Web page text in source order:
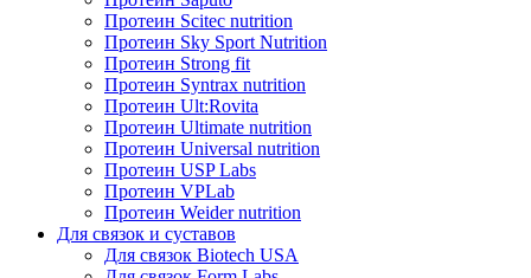
Протеин Scitec nutrition
Протеин Sky Sport Nutrition
Протеин Strong fit
Протеин Syntrax nutrition
Протеин Ult:Rovita
Протеин Ultimate nutrition
Протеин Universal nutrition
Протеин USP Labs
Протеин VPLab
Протеин Weider nutrition
Для связок и суставов
Для связок Biotech USA